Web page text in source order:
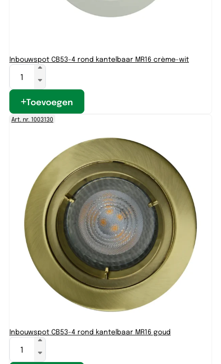
Inbouwspot CB53-4 rond kantelbaar MR16 crème-wit
Toevoegen
Art. nr. 1003130
Inbouwspot CB53-4 rond kantelbaar MR16 goud